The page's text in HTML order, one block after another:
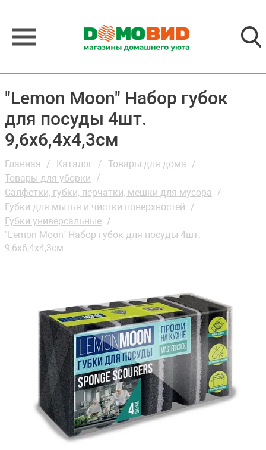
"Lemon Moon" Набор губок
для посуды 4шт.
9,6х6,4х4,3см
Главная Каталог
Товары для дома
Товары для уборки
Салфетки, губки, перчатки, мешки для мусора
Губки для мытья и чистки поверхностей
Губки универсальные
"Lemon Moon" Набор губок для посуды 4шт.
9,6х6,4х4,3см